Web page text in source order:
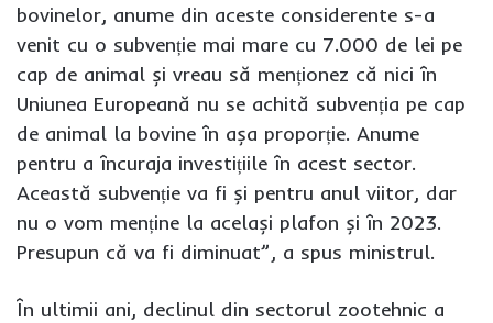
bovinelor, anume din aceste considerente s-a
venit cu o subvenție mai mare cu 7.000 de lei pe
cap de animal și vreau să menționez că nici în
Uniunea Europeană nu se achită subvenția pe cap
de animal la bovine în așa proporție. Anume
pentru a încuraja investițiile în acest sector.
Această subvenție va fi și pentru anul viitor, dar
nu o vom menține la același plafon și în 2023.
Presupun că va fi diminuat”, a spus ministrul.
În ultimii ani, declinul din sectorul zootehnic a